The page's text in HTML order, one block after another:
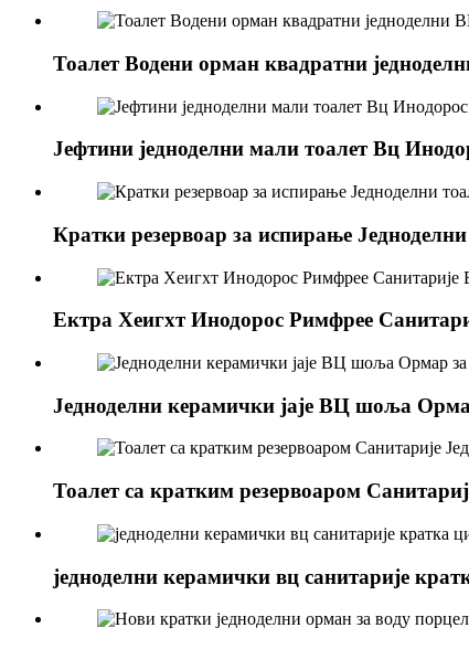
Тоалет Водени орман квадратни
Јефтини једноделни мали тоалет Вц
Кратки резервоар за испирање
Ектра Хеигхт Инодорос Римфрее
Једноделни керамички јаје ВЦ шоља
Тоалет са кратким резервоаром
једноделни керамички вц санитарије